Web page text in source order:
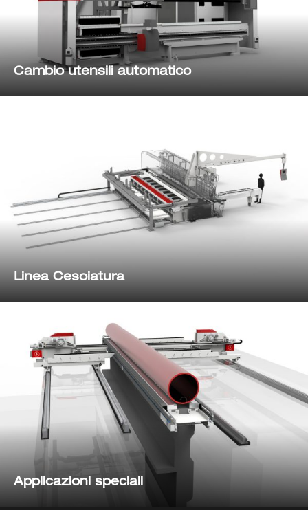
Cambio utensili automatico
Linea Cesoiatura
Applicazioni speciali